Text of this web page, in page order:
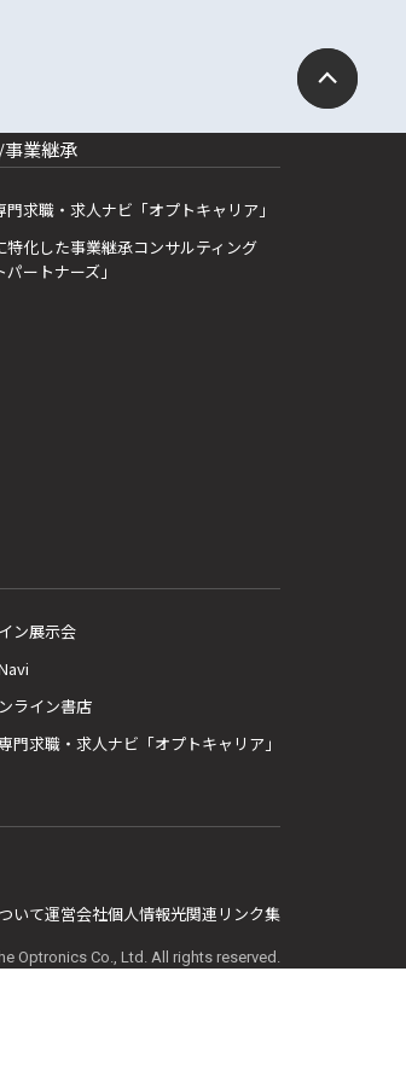
事業継承
門求職・求人ナビ「オプトキャリア」
特化した事業継承コンサルティング
パートナーズ」
ン展示会
ライン書店
門求職・求人ナビ「オプトキャリア」
いて運営会社個人情報光関連リンク集
Optronics Co., Ltd. All rights reserved.